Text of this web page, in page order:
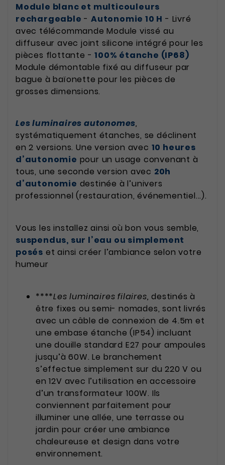
Module blanc et multicouleurs
rechargeable -Autonomie 10 H - Livré
avec télécommande Module vissé au
diffuseur avec joint silicone intégré pour les
pièces flottante -100% étanche (IP68)
Module démontable fixé au diffuseur par
bague à baïonette pour les pièces de
grosses dimensions.
Les luminaires autonomes,
systématiquement étanches, se déclinent
en 2 versions. Une version avec 10 heures
d’autonomie pour un usage convenant à
tous, une seconde version avec 20h
d’autonomie destinée à l’univers
professionnel (restauration, événementiel...).
Vous les installez ainsi où bon vous semble,
suspendus, sur l’eau ou simplement
posés et ainsi créer l’ambiance selon votre
humeur
****Les luminaires filaires, destinés à
être fixes ou semi- nomades, sont livrés
avec un câble de connexion de 4.5m et
une embase étanche (IP54) incluant
une douille standard E27 pour ampoules
jusqu’à 60W. Le branchement
s’effectue simplement sur du 220 V ou
en 12V avec l’utilisation en accessoire
d’un transformateur 100W. Ils
conviennent parfaitement pour
illuminer une allée, une terrasse ou
jardin pour créer une ambiance
chaleureuse et design dans votre
environnement.